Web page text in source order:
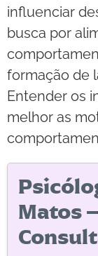
influenciar
busca por
formação de
Entender os
melhor as
Matos